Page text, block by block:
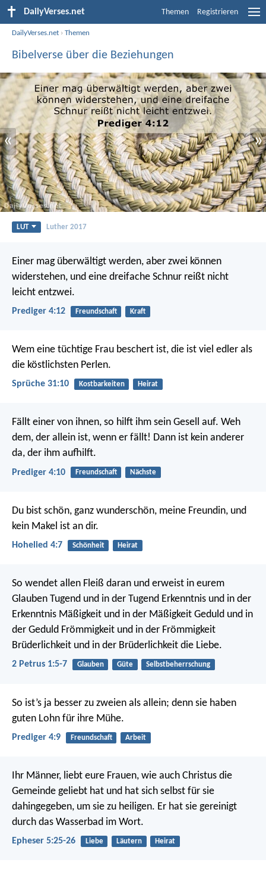
DailyVerses.net Themen Registrieren
DailyVerses.net ›Themen
Bibelverse über die Beziehungen
« »
LUT Luther 2017
Einer mag überwältigt werden, aber zwei können
widerstehen, und eine dreifache Schnur reißt nicht
leicht entzwei.
Prediger 4:12 Freundschaft Kraft
Wem eine tüchtige Frau beschert ist, die ist viel edler als
die köstlichsten Perlen.
Sprüche 31:10 Kostbarkeiten Heirat
Fällt einer von ihnen, so hilft ihm sein Gesell auf. Weh
dem, der allein ist, wenn er fällt! Dann ist kein anderer
da, der ihm aufhilft.
Prediger 4:10 Freundschaft Nächste
Du bist schön, ganz wunderschön, meine Freundin, und
kein Makel ist an dir.
Hohelied 4:7 Schönheit Heirat
So wendet allen Fleiß daran und erweist in eurem
Glauben Tugend und in der Tugend Erkenntnis und in der
Erkenntnis Mäßigkeit und in der Mäßigkeit Geduld und in
der Geduld Frömmigkeit und in der Frömmigkeit
Brüderlichkeit und in der Brüderlichkeit die Liebe.
2 Petrus 1:5-7 Glauben Güte Selbstbeherrschung
So ist’s ja besser zu zweien als allein; denn sie haben
guten Lohn für ihre Mühe.
Prediger 4:9 Freundschaft Arbeit
Ihr Männer, liebt eure Frauen, wie auch Christus die
Gemeinde geliebt hat und hat sich selbst für sie
dahingegeben, um sie zu heiligen. Er hat sie gereinigt
durch das Wasserbad im Wort.
Epheser 5:25-26 Liebe Läutern Heirat